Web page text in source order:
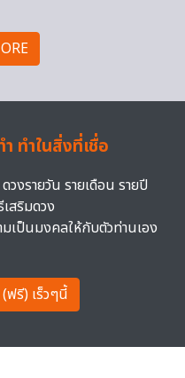
ทำในสิ่งที่เชื่อ
วงรายวัน รายเดือน รายปี
สริมดวง
เป็นมงคลให้กับตัวท่านเอง
ฟรี) เร็วๆนี้